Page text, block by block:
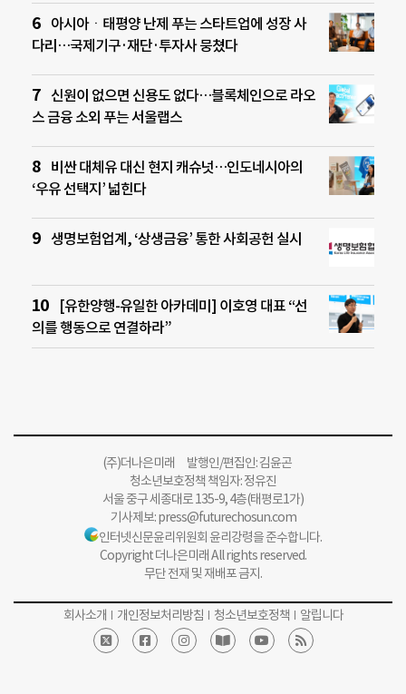
아시아ㆍ태평양 난제 푸는 스타트업에 성장 사
다리…국제기구·재단·투자사 뭉쳤다
신원이 없으면 신용도 없다…블록체인으로 라오
스 금융 소외 푸는 서울랩스
비싼 대체유 대신 현지 캐슈넛…인도네시아의
‘우유 선택지’ 넓힌다
생명보험업계, ‘상생금융’ 통한 사회공헌 실시
[유한양행-유일한 아카데미] 이호영 대표 “선
의를 행동으로 연결하라”
(주)더나은미래 발행인/편집인: 김윤곤
청소년보호정책 책임자: 정유진
서울 중구 세종대로 135-9, 4층(태평로1가)
기사제보:press@futurechosun.com
인터넷신문윤리위원회 윤리강령을 준수합니다.
Copyright 더나은미래 All rights reserved.
무단 전재 및 재배포 금지.
회사소개 개인정보처리방침 청소년보호정책 알립니다